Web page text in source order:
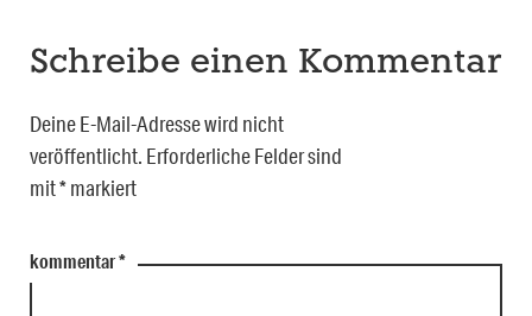
Schreibe einen Kommentar
Deine E-Mail-Adresse wird nicht
veröffentlicht. Erforderliche Felder sind
mit*markiert
kommentar*